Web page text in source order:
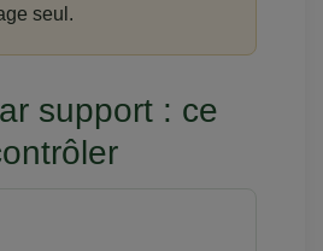
seul.
support : ce